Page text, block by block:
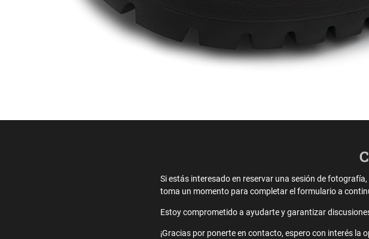
Si estás interesado en reservar una sesión de
toma un momento para completar el formulario a
Estoy comprometido a ayudarte y garantizar
¡Gracias por ponerte en contacto, espero con interés la